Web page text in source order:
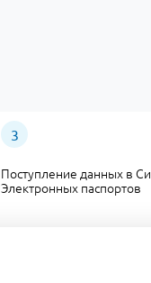
Поступление данных в
Электронных паспортов